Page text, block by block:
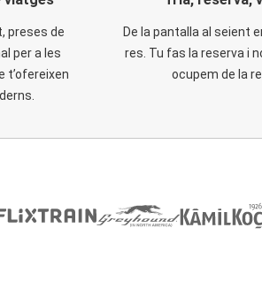
preses de
per a les
t’ofereixen
De la pantalla al seient
res. Tu fas la reserva i
ocupem de la